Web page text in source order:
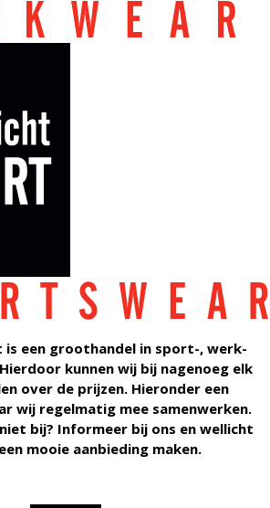
een groothandel in sport-, werk-
kunnen wij bij nagenoeg elk
over de prijzen. Hieronder een
wij regelmatig mee samenwerken.
bij? Informeer bij ons en wellicht
mooie aanbieding maken.